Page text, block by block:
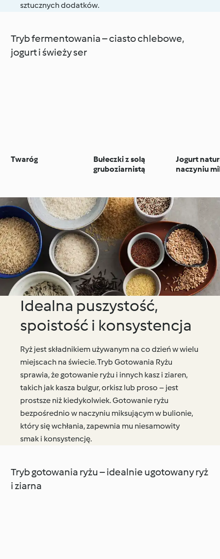
sztucznych dodatków.
Tryb fermentowania – ciasto chlebowe,
jogurt i świeży ser
Twaróg
Bułeczki z solą
gruboziarnistą
Jogurt
naczyniu
Idealna puszystość,
spoistość i konsystencja
Ryż jest składnikiem używanym na co dzień w wielu
miejscach na świecie. Tryb Gotowania Ryżu
sprawia, że gotowanie ryżu i innych kasz i ziaren,
takich jak kasza bulgur, orkisz lub proso – jest
prostsze niż kiedykolwiek. Gotowanie ryżu
bezpośrednio w naczyniu miksującym w bulionie,
który się wchłania, zapewnia mu niesamowity
smak i konsystencję.
Tryb gotowania ryżu – idealnie ugotowany ryż
i ziarna